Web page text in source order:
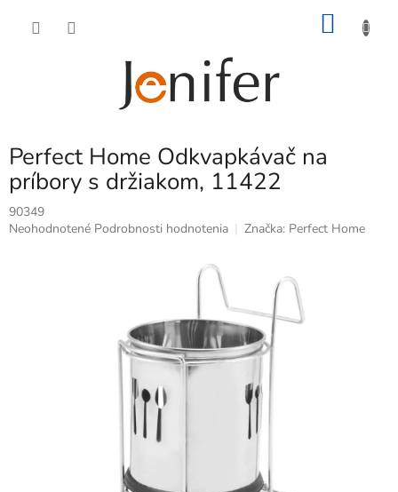
Perfect Home Odkvapkávač na
príbory s držiakom, 11422
90349
Priemerné
Neohodnotené Podrobnosti hodnotenia Značka: Perfect Home